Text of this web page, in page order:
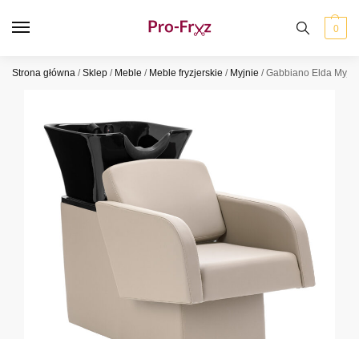
0
Strona główna /Sklep / Meble / Meble fryzjerskie / Myjnie /Gabbiano Elda